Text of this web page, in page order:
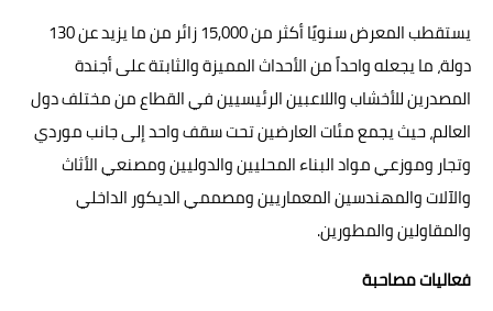
يستقطب المعرض سنويًا أكثر من 15,000 زائر من ما يزيد عن 130
دولة، ما يجعله واحداً من الأحداث المميزة والثابتة على أجندة
المصدرين للأخشاب واللاعبين الرئيسيين في القطاع من مختلف دول
العالم، حيث يجمع مئات العارضين تحت سقف واحد إلى جانب موردي
وتجار وموزعي مواد البناء المحليين والدوليين ومصنعي الأثاث
والآلات والمهندسين المعماريين ومصممي الديكور الداخلي
والمقاولين والمطورين.
فعاليات مصاحبة